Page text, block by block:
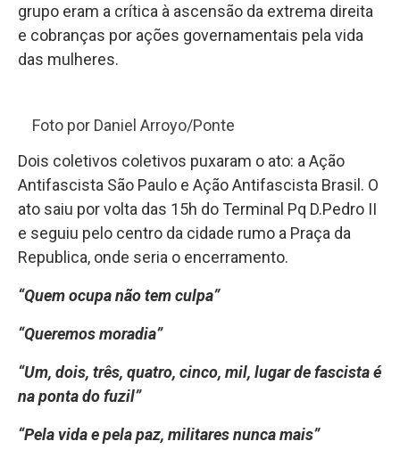
grupo eram a crítica à ascensão da extrema direita
e cobranças por ações governamentais pela vida
das mulheres.
Foto por Daniel Arroyo/Ponte
Dois coletivos coletivos puxaram o ato: a Ação
Antifascista São Paulo e Ação Antifascista Brasil. O
ato saiu por volta das 15h do Terminal Pq D.Pedro II
e seguiu pelo centro da cidade rumo a Praça da
Republica, onde seria o encerramento.
“Quem ocupa não tem culpa”
“Queremos moradia”
“Um, dois, três, quatro, cinco, mil, lugar de fascista é
na ponta do fuzil”
“Pela vida e pela paz, militares nunca mais”